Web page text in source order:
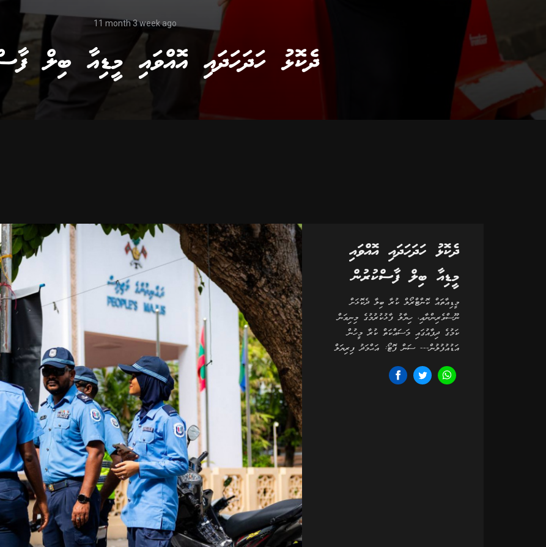
11 month 3 week ago
ދެކޮޅު ހަދަހަދައި އޮއްވައި މީޑިއާ ބިލް
ދެކޮޅު ހަދަހަދައި އޮއްވައި
މީޑިއާ ބިލް ފާސްކުރުން
މީޑިއާތައް ކޮންޓްރޯލް ކުރާ ބިލާ ދެކޮޅަށް
ނޫސްވެރިންނާއި، ހިޔާލު ފާޅުކުރުމުގެ މިނިވަން
ކަމުގެ ދިފާއުގައި މަސައްކަތް ކުރާ މީހުން
އަޑުއުފުލުން--- ސަން ފޮޓޯ: އަޙްމަދު ފިރިޔަލް